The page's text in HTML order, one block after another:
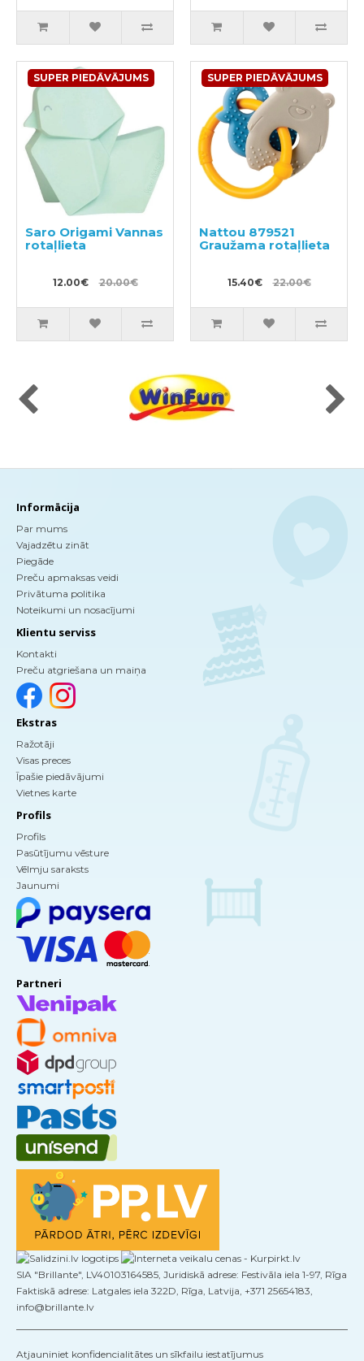
SUPER PIEDĀVĀJUMS
Saro Origami Vannas
rotaļlieta
12.00€ 20.00€
SUPER PIEDĀVĀJUMS
Nattou 879521
Graužama rotaļlieta
15.40€ 22.00€
Informācija
Par mums
Vajadzētu zināt
Piegāde
Preču apmaksas veidi
Privātuma politika
Noteikumi un nosacījumi
Klientu serviss
Kontakti
Preču atgriešana un maiņa
Ekstras
Ražotāji
Visas preces
Īpašie piedāvājumi
Vietnes karte
Profils
Profils
Pasūtījumu vēsture
Vēlmju saraksts
Jaunumi
Partneri
SIA "Brillante", LV40103164585, Juridiskā adrese: Festivāla iela 1-97, Rīga
Faktiskā adrese: Latgales iela 322D, Rīga, Latvija, +371 25654183,
info@brillante.lv
Atjauniniet konfidencialitātes un sīkfailu iestatījumus